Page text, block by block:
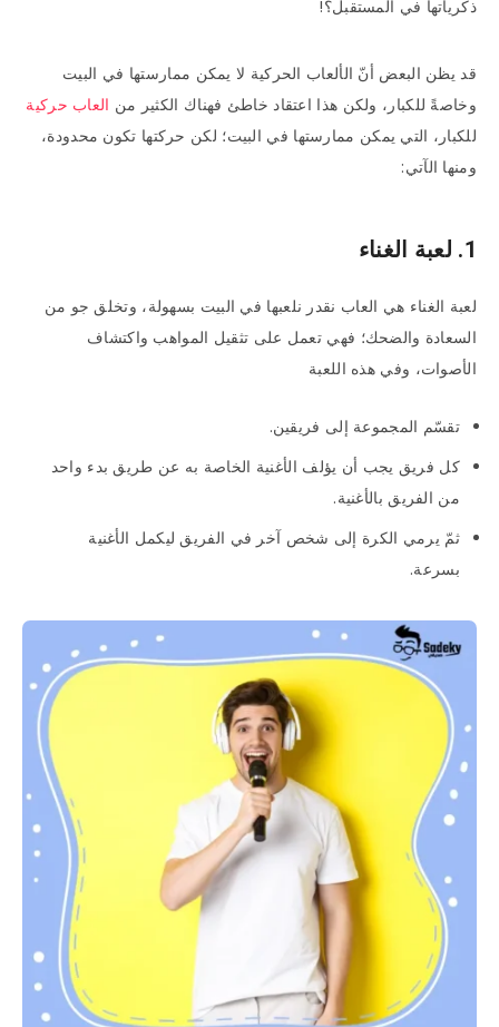
ذكرياتها في المستقبل؟!
قد يظن البعض أنّ الألعاب الحركية لا يمكن ممارستها في البيت
وخاصةً للكبار، ولكن هذا اعتقاد خاطئ فهناك الكثير من العاب حركية
للكبار، التي يمكن ممارستها في البيت؛ لكن حركتها تكون محدودة،
ومنها الآتي:
1. لعبة الغناء
لعبة الغناء هي العاب نقدر نلعبها في البيت بسهولة، وتخلق جو من
السعادة والضحك؛ فهي تعمل على تثقيل المواهب واكتشاف
الأصوات، وفي هذه اللعبة
تقسّم المجموعة إلى فريقين.
كل فريق يجب أن يؤلف الأغنية الخاصة به عن طريق بدء واحد
من الفريق بالأغنية.
ثمّ يرمي الكرة إلى شخص آخر في الفريق ليكمل الأغنية
بسرعة.